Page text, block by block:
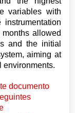
variables with
allowed
and the initial
aiming at
environments.
documento